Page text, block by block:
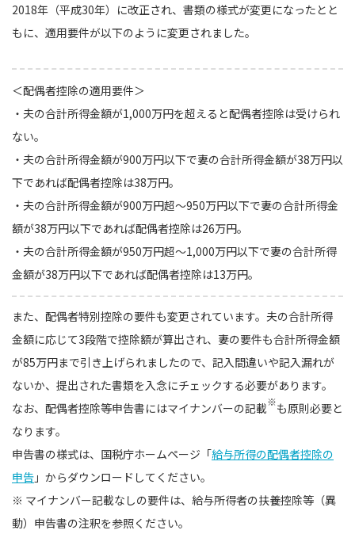
2018年（平成30年）に改正され、書類の様式が変更になったとと
もに、適用要件が以下のように変更されました。
＜配偶者控除の適用要件＞
・夫の合計所得金額が1,000万円を超えると配偶者控除は受けられ
ない。
・夫の合計所得金額が900万円以下で妻の合計所得金額が38万円以
下であれば配偶者控除は38万円。
・夫の合計所得金額が900万円超〜950万円以下で妻の合計所得金
額が38万円以下であれば配偶者控除は26万円。
・夫の合計所得金額が950万円超〜1,000万円以下で妻の合計所得
金額が38万円以下であれば配偶者控除は13万円。
また、配偶者特別控除の要件も変更されています。夫の合計所得
金額に応じて3段階で控除額が算出され、妻の要件も合計所得金額
が85万円まで引き上げられましたので、記入間違いや記入漏れが
ないか、提出された書類を入念にチェックする必要があります。
なお、配偶者控除等申告書にはマイナンバーの記載※も原則必要と
なります。
申告書の様式は、国税庁ホームページ「給与所得の配偶者控除の
申告 」からダウンロードしてください。
※ マイナンバー記載なしの要件は、給与所得者の扶養控除等（異
動）申告書の注釈を参照ください。